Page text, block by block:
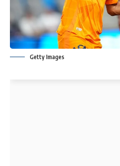
Getty Images